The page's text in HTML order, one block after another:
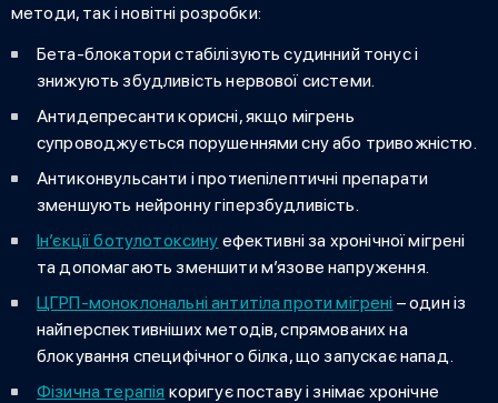
методи, так і новітні розробки:
Бета-блокатори стабілізують судинний тонус і
знижують збудливість нервової системи.
Антидепресанти корисні, якщо мігрень
супроводжується порушеннями сну або тривожністю.
Антиконвульсанти і протиепілептичні препарати
зменшують нейронну гіперзбудливість.
Ін’єкції ботулотоксину ефективні за хронічної мігрені
та допомагають зменшити м’язове напруження.
ЦГРП-моноклональні антитіла проти мігрені – один із
найперспективніших методів, спрямованих на
блокування специфічного білка, що запускає напад.
Фізична терапія коригує поставу і знімає хронічне